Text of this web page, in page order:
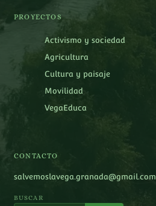
PROYECTOS
Activismo y sociedad
Agricultura
Cultura y paisaje
Movilidad
VegaEduca
CONTACTO
salvemoslavega.granada@gmail.com
BUSCAR